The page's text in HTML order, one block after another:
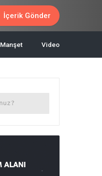
İçerik Gönder
Manşet Video